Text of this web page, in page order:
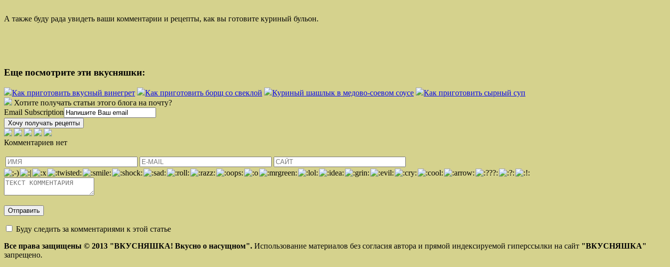
А также буду рада увидеть ваши комментарии и рецепты, как вы готовите куриный бульон.
Еще посмотрите эти вкусняшки:
Как приготовить вкусный винегрет Как приготовить борщ со свеклой Куриный шашлык в медово-соевом соусе
Как приготовить сырный суп
Хотите получать статьи этого блога на почту?
Email Subscription
Хочу получать рецепты
Комментариев нет
Буду следить за комментариями к этой статье
Все права защищены © 2013 "ВКУСНЯШКА! Вкусно о насущном". Использование материалов без согласия автора и прямой индексируемой гиперссылки на сайт "ВКУСНЯШКА"
запрещено.